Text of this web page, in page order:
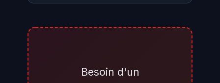
sur Google Cloud, dans le même
Besoin d'un